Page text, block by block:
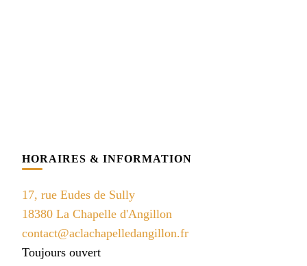
HORAIRES & INFORMATION
17, rue Eudes de Sully
18380 La Chapelle d'Angillon
contact@aclachapelledangillon.fr
Toujours ouvert